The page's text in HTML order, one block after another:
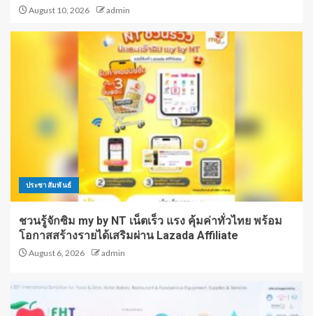
August 10, 2026 admin
ประชาสัมพันธ์
ชวนรู้จักซิม my by NT เน็ตเร็ว แรง คุ้มค่าทั่วไทย พร้อม
โอกาสสร้างรายได้เสริมผ่าน Lazada Affiliate
August 6, 2026 admin